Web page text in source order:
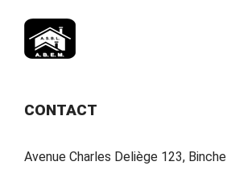
CONTACT
Avenue Charles Deliège 123, Binche